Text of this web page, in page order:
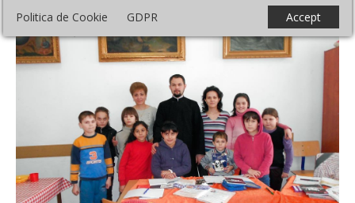
Politica de Cookie GDPR Accept